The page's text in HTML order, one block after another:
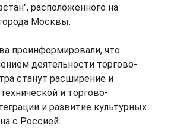
расположенного на
Москвы.
проинформировали, что
деятельности торгово-
станут расширение и
и торгово-
и развитие культурных
с Россией.